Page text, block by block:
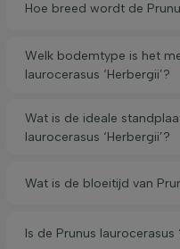
Hoe breed wordt de
Welk bodemtype is het
laurocerasus ‘Herbergii’?
Wat is de ideale
laurocerasus ‘Herbergii’?
Wat is de bloeitijd van
Is de Prunus laurocerasus